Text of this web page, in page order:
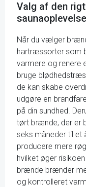
Valg af den
saunaoplevelse
Når du vælger
hartræssorter som
varmere og renere
bruge
de kan skabe
udgøre en
på din sundhed.
tørt brænde, der er
seks måneder til et
producere mere
hvilket øger
brænde brænder
og kontrolleret